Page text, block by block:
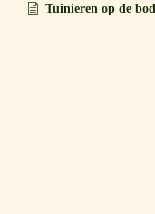
Tuinieren op de